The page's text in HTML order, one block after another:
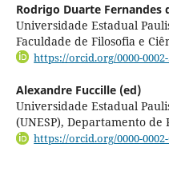
Rodrigo Duarte Fernandes
Universidade Estadual
Faculdade de Filosofia e
https://orcid.org/0000-0002-
Alexandre Fuccille (ed)
Universidade Estadual
(UNESP), Departamento de
https://orcid.org/0000-0002-